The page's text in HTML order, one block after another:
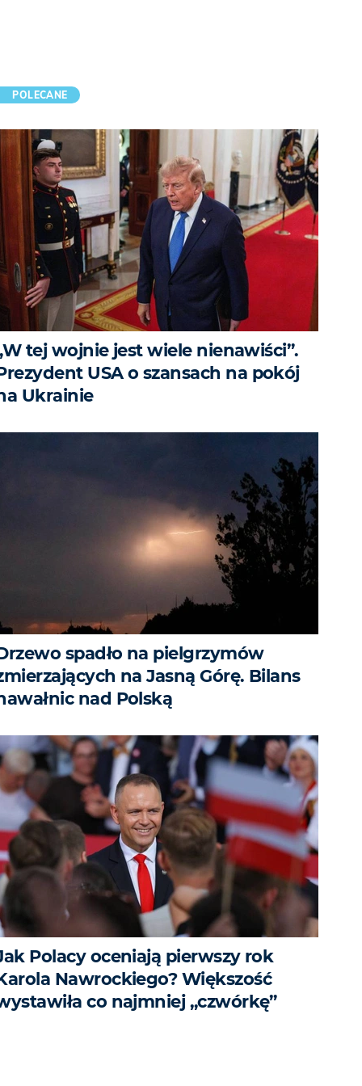
POLECANE
tej wojnie jest wiele nienawiści”.
USA o szansach na pokój
Ukrainie
spadło na pielgrzymów
na Jasną Górę. Bilans
nad Polską
Polacy oceniają pierwszy rok
Nawrockiego? Większość
co najmniej „czwórkę”